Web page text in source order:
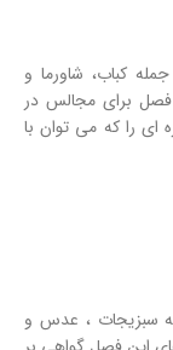
کباب، شاورما و
فصل برای مجالس در
را که می توان با
سبزیجات ، عدس و